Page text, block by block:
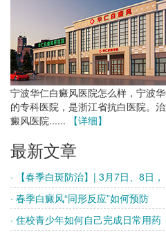
宁波华仁白癜风医院怎么样，宁波
的专科医院，是浙江省抗白医院。
癜风医院......
【详细】
最新文章
· 【春季白斑防治】| 3月7日、8日，
· 春季白癜风“同形反应”如何预防
· 住校青少年如何自己完成日常用药